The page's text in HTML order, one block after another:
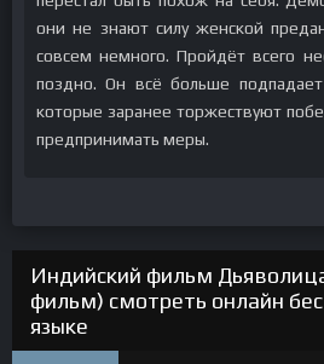
они не знают силу женской
совсем немного. Пройдёт всего
поздно. Он всё больше
которые заранее торжествуют
предпринимать меры.
Индийский фильм
фильм) смотреть онлайн
языке